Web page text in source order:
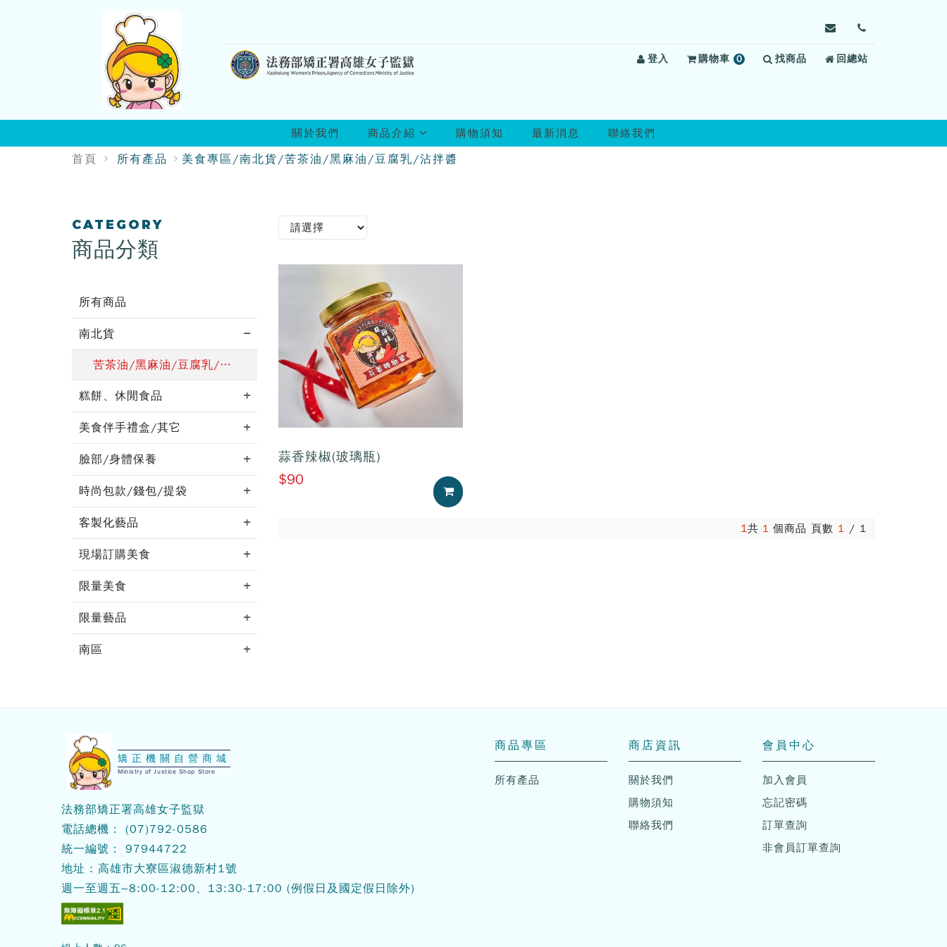
給
子
聯
登入 購物車 0項
找商品 回總站
關於我們 商品介紹
商
品
購物須知 最新消息 聯絡我們
首頁 所有產品 美食專區/南北貨/苦茶油/黑麻油/豆腐乳/沾拌醬
:::
CATEGORY
商品分類
所有商品
南北貨
苦茶油/黑麻油/豆腐乳/沾拌醬
糕餅、休閒食品
美食伴手禮盒/其它
臉部/身體保養
時尚包款/錢包/提袋
客製化藝品
現場訂購美食
限量美食
限量藝品
南區
蒜香辣椒(玻璃瓶)
$90
加入購物車
1共 1 個商品 頁數 1 / 1
矯正機關自營商城
Ministry of Justice Shop Store
法務部矯正署高雄女子監獄
電話總機： (07)792-0586
統一編號： 97944722
地址 : 高雄市大寮區淑德新村1號
週一至週五~8:00-12:00、13:30-17:00 (例假日及國定假日除外)
商品專區
所有產品
商店資訊
關於我們
購物須知
聯絡我們
會員中心
加入會員
忘記密碼
訂單查詢
非會員訂單查詢